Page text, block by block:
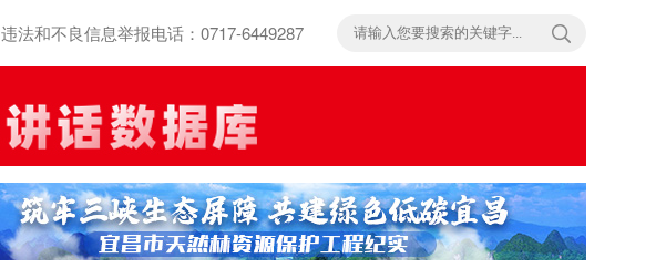
违法和不良信息举报电话：0717-6449287